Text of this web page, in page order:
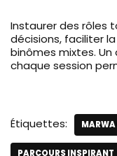
Instaurer des rôles
décisions, faciliter
binômes mixtes.
chaque session
Étiquettes:
PARCOURS INSPIRANT